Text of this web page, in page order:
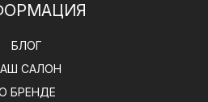
БЛОГ
САЛОН
БРЕНДЕ